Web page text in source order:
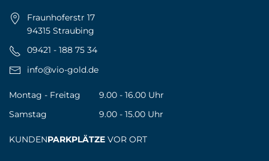
Fraunhoferstr 17
94315 Straubing
09421 - 188 75 34
info@vio-gold.de
Montag - Freitag
9.00 - 16.00 Uhr
Samstag
9.00 - 15.00 Uhr
KUNDENPARKPLÄTZE VOR ORT